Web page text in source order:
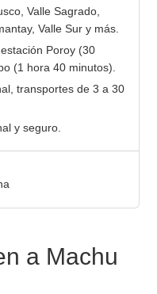
Valle Sagrado,
Valle Sur y más.
Poroy (30
(1 hora 40 minutos).
transportes de 3 a 30
y seguro.
a Machu